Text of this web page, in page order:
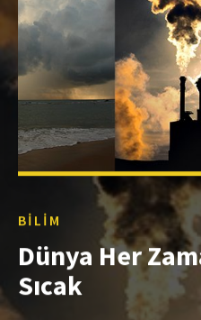
BILIM
Dünya Her
Sıcak